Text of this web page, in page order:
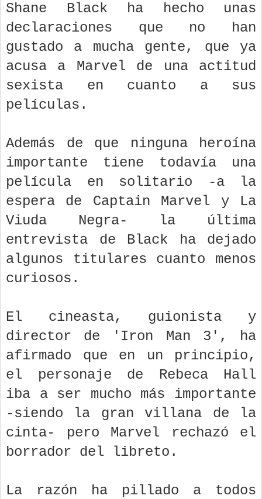
Shane Black ha hecho unas
declaraciones que no han
gustado a mucha gente, que ya
acusa a Marvel de una actitud
sexista en cuanto a sus
películas.
Además de que ninguna heroína
importante tiene todavía una
película en solitario -a la
espera de Captain Marvel y La
Viuda Negra- la última
entrevista de Black ha dejado
algunos titulares cuanto menos
curiosos.
El cineasta, guionista y
director de 'Iron Man 3', ha
afirmado que en un principio,
el personaje de Rebeca Hall
iba a ser mucho más importante
-siendo la gran villana de la
cinta- pero Marvel rechazó el
borrador del libreto.
La razón ha pillado a todos